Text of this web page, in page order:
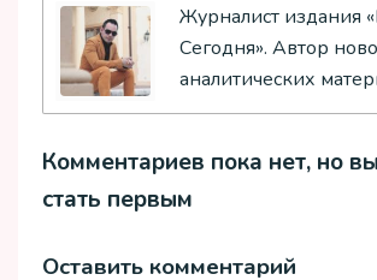
Журналист издания
Сегодня». Автор
аналитических
Комментариев пока нет, но
стать первым
Оставить комментарий